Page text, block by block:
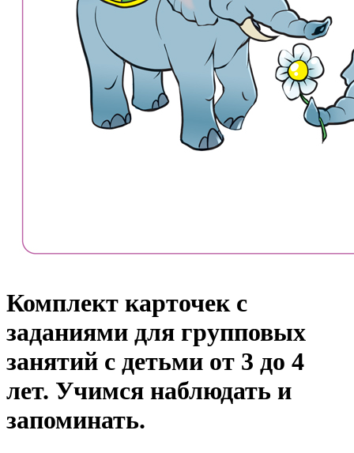
Комплект карточек с
заданиями для групповых
занятий с детьми от 3 до 4
лет. Учимся наблюдать и
запоминать.